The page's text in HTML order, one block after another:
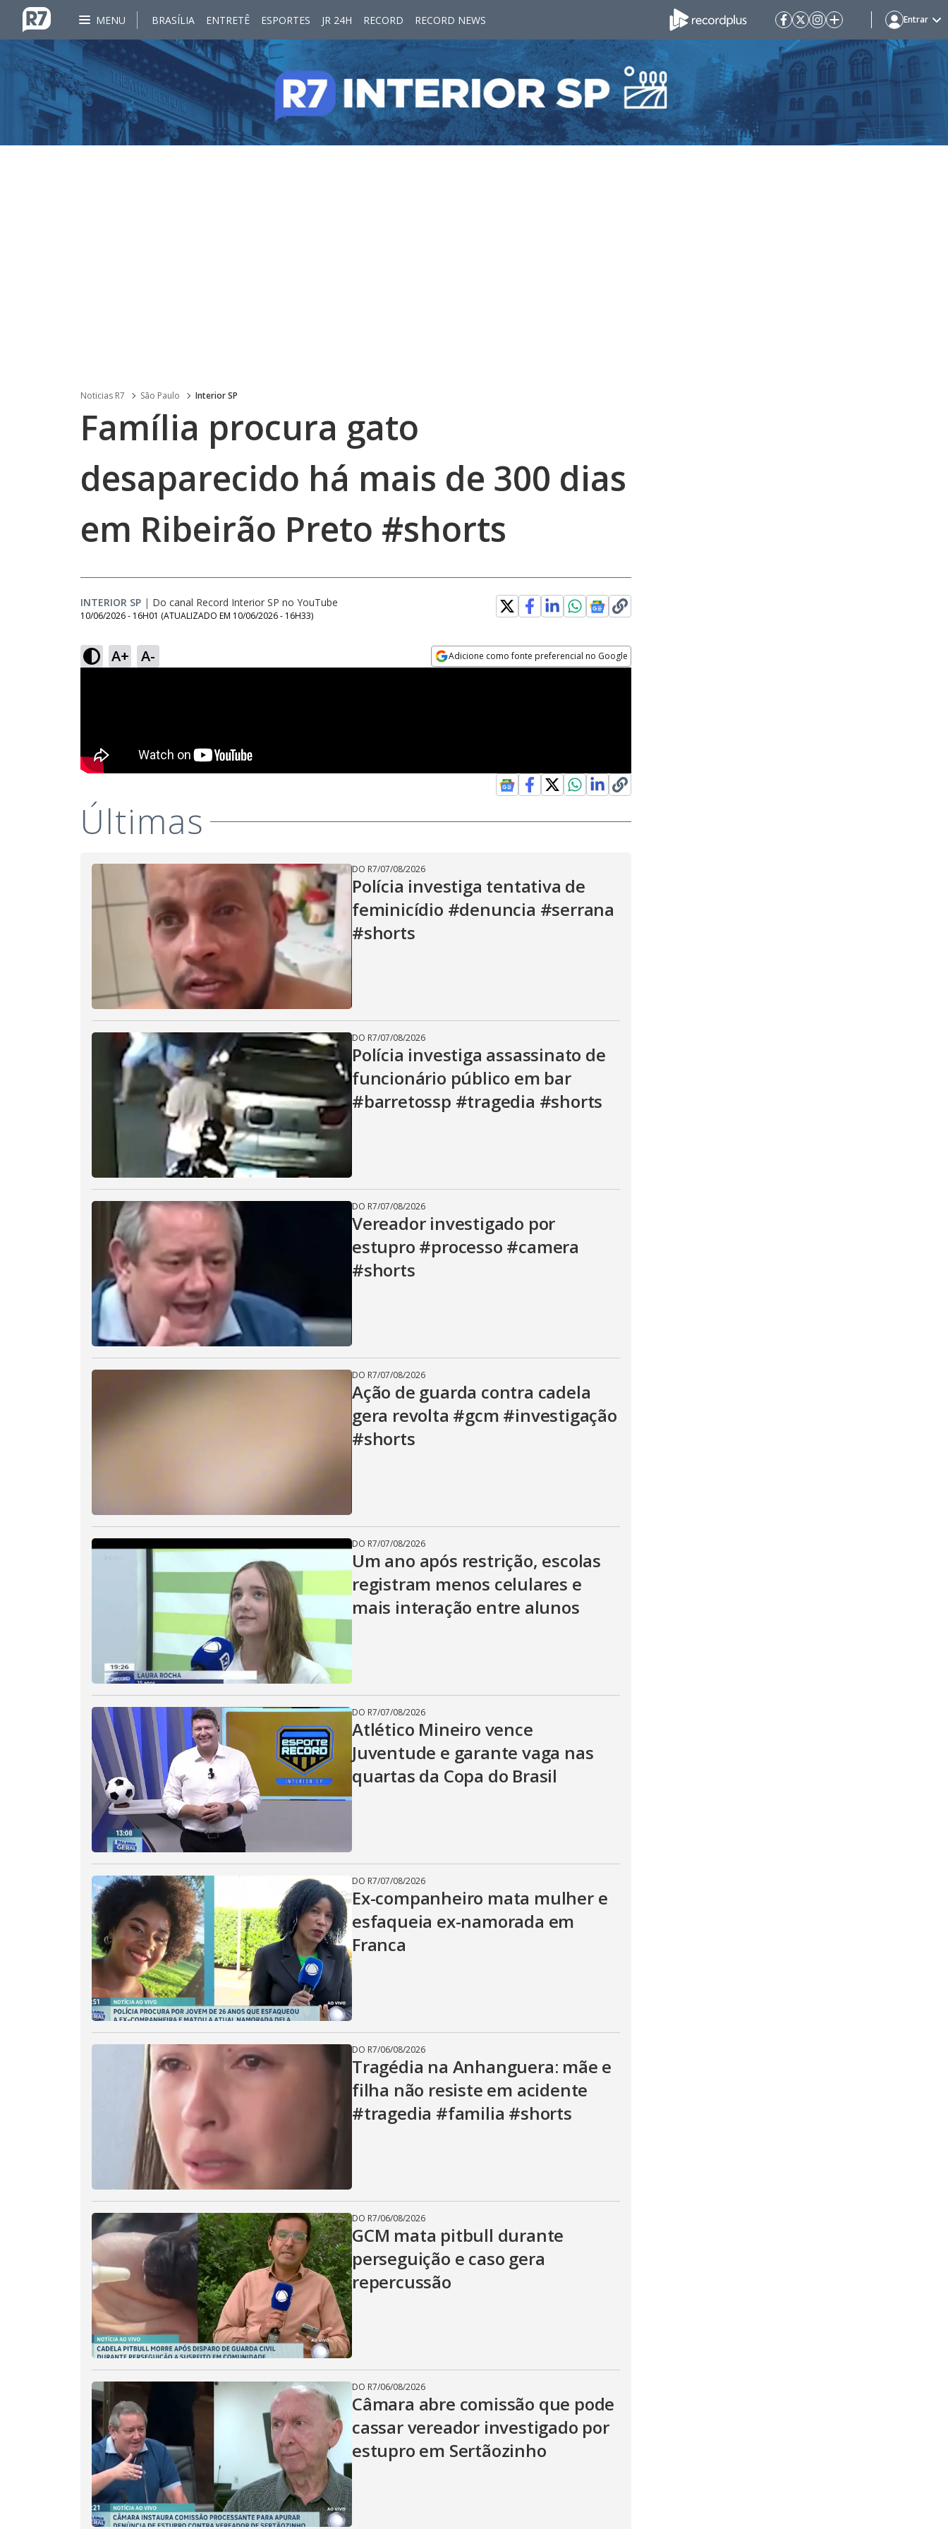
MENU BRASÍLIA ENTRETÊ ESPORTES JR 24H RECORD RECORD NEWS Entrar
Noticias R7 São Paulo Interior SP
Família procura gato
desaparecido há mais de 300 dias
em Ribeirão Preto #shorts
INTERIOR SP | Do canal Record Interior SP no YouTube
10/06/2026 - 16H01 (ATUALIZADO EM 10/06/2026 - 16H33)
A+ A- Adicione como fonte preferencial no Google
Últimas
DO R7/07/08/2026
Polícia investiga tentativa de
feminicídio #denuncia #serrana
#shorts
DO R7/07/08/2026
Polícia investiga assassinato de
funcionário público em bar
#barretossp #tragedia #shorts
DO R7/07/08/2026
Vereador investigado por
estupro #processo #camera
#shorts
DO R7/07/08/2026
Ação de guarda contra cadela
gera revolta #gcm #investigação
#shorts
DO R7/07/08/2026
Um ano após restrição, escolas
registram menos celulares e
mais interação entre alunos
DO R7/07/08/2026
Atlético Mineiro vence
Juventude e garante vaga nas
quartas da Copa do Brasil
DO R7/07/08/2026
Ex-companheiro mata mulher e
esfaqueia ex-namorada em
Franca
DO R7/06/08/2026
Tragédia na Anhanguera: mãe e
filha não resiste em acidente
#tragedia #familia #shorts
DO R7/06/08/2026
GCM mata pitbull durante
perseguição e caso gera
repercussão
DO R7/06/08/2026
Câmara abre comissão que pode
cassar vereador investigado por
estupro em Sertãozinho